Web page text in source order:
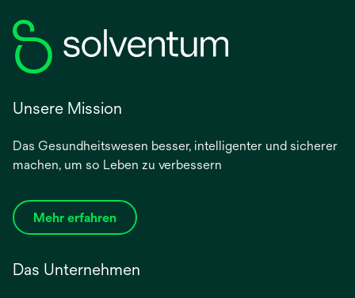
Unsere Mission
Das Gesundheitswesen besser, intelligenter und sicherer
machen, um so Leben zu verbessern
Mehr erfahren
Das Unternehmen